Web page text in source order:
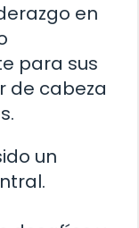
en
para sus
de cabeza
un